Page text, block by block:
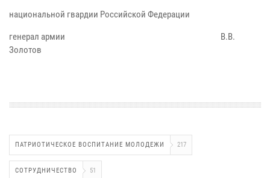
национальной гвардии Российской Федерации
генерал армии В.В.
Золотов
ПАТРИОТИЧЕСКОЕ ВОСПИТАНИЕ МОЛОДЕЖИ 217
СОТРУДНИЧЕСТВО 51